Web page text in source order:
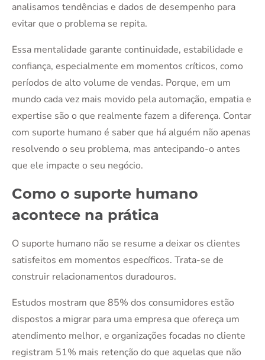
analisamos tendências e dados de desempenho para
evitar que o problema se repita.
Essa mentalidade garante continuidade, estabilidade e
confiança, especialmente em momentos críticos, como
períodos de alto volume de vendas. Porque, em um
mundo cada vez mais movido pela automação, empatia e
expertise são o que realmente fazem a diferença. Contar
com suporte humano é saber que há alguém não apenas
resolvendo o seu problema, mas antecipando-o antes
que ele impacte o seu negócio.
Como o suporte humano
acontece na prática
O suporte humano não se resume a deixar os clientes
satisfeitos em momentos específicos. Trata-se de
construir relacionamentos duradouros.
Estudos mostram que 85% dos consumidores estão
dispostos a migrar para uma empresa que ofereça um
atendimento melhor, e organizações focadas no cliente
registram 51% mais retenção do que aquelas que não